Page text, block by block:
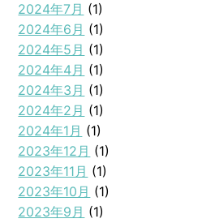
2024年7月 (1)
2024年6月 (1)
2024年5月 (1)
2024年4月 (1)
2024年3月 (1)
2024年2月 (1)
2024年1月 (1)
2023年12月 (1)
2023年11月 (1)
2023年10月 (1)
2023年9月 (1)